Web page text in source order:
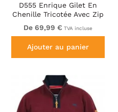
D555 Enrique Gilet En
Chenille Tricotée Avec Zip
Noir
De 69,99 € TVA incluse
Ajouter au panier